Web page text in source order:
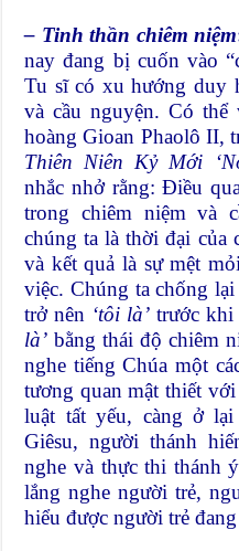
– Tinh thần chiêm niệm
nay đang bị cuốn vào
Tu sĩ có xu hướng duy
và cầu nguyện. Có
hoàng Gioan Phaolô II,
Thiên Niên Kỷ Mới
nhắc nhở rằng: Điều
trong chiêm niệm và
chúng ta là thời đại của
và kết quả là sự mệt
việc. Chúng ta chống
trở nên ‘tôi là’trước khi
là’bằng thái độ chiêm
nghe tiếng Chúa một
tương quan mật thiết
luật tất yếu, càng ở
Giêsu, người thánh
nghe và thực thi thánh
lắng nghe người trẻ,
hiểu được người trẻ